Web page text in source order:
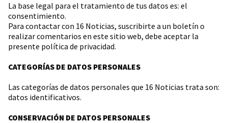
La base legal para el tratamiento de tus datos es: el
consentimiento.
Para contactar con 16 Noticias, suscribirte a un boletín o
realizar comentarios en este sitio web, debe aceptar la
presente política de privacidad.
CATEGORÍAS DE DATOS PERSONALES
Las categorías de datos personales que 16 Noticias trata son:
datos identificativos.
CONSERVACIÓN DE DATOS PERSONALES